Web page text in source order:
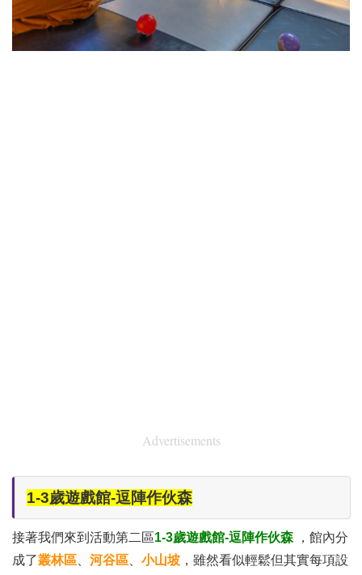
Advertisements
1-3歲遊戲館-逗陣作伙森
接著我們來到活動第二區1-3歲遊戲館-逗陣作伙森
，館內分
成了叢林區 河谷區 小山坡 ，雖然看似輕鬆但其實每項設